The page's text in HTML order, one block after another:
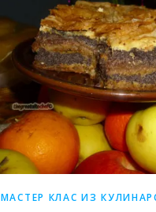
МАСТЕР КЛАС ИЗ